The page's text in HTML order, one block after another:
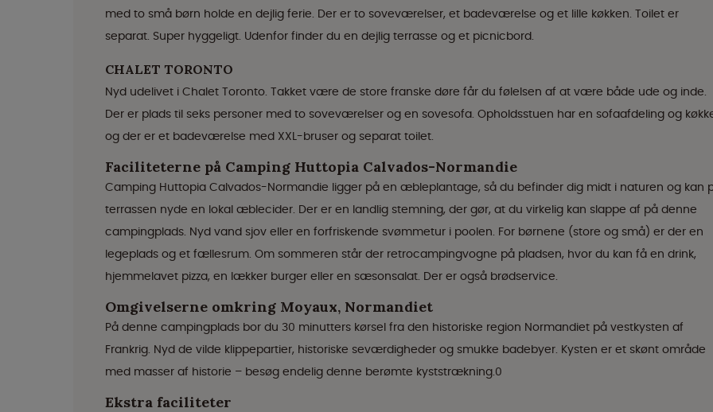
med to små børn holde en dejlig ferie. Der er to soveværelser, et badeværelse og et lille køkken. Toilet er
separat. Super hyggeligt. Udenfor finder du en dejlig terrasse og et picnicbord.
CHALET TORONTO
Nyd udelivet i Chalet Toronto. Takket være de store franske døre får du følelsen af at være både ude og inde.
Der er plads til seks personer med to soveværelser og en sovesofa. Opholdsstuen har en sofaafdeling og
og der er et badeværelse med XXL-bruser og separat toilet.
Faciliteterne på Camping Huttopia Calvados-Normandie
Camping Huttopia Calvados-Normandie ligger på en æbleplantage, så du befinder dig midt i naturen og kan
terrassen nyde en lokal æblecider. Der er en landlig stemning, der gør, at du virkelig kan slappe af på denne
campingplads. Nyd vand sjov eller en forfriskende svømmetur i poolen. For børnene (store og små) er der en
legeplads og et fællesrum. Om sommeren står der retrocampingvogne på pladsen, hvor du kan få en drink,
hjemmelavet pizza, en lækker burger eller en sæsonsalat. Der er også brødservice.
Omgivelserne omkring Moyaux, Normandiet
På denne campingplads bor du 30 minutters kørsel fra den historiske region Normandiet på vestkysten af
Frankrig. Nyd de vilde klippepartier, historiske seværdigheder og smukke badebyer. Kysten er et skønt område
med masser af historie – besøg endelig denne berømte kyststrækning.0
Ekstra faciliteter